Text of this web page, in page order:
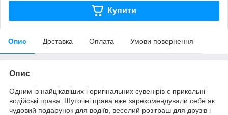
Купити
Опис Доставка Оплата Умови повернення
Опис
Одним із найцікавіших і оригінальних сувенірів є прикольні
водійські права. Шуточні права вже зарекомендували себе як
чудовий подарунок для водіїв, веселий розіграш для друзів і